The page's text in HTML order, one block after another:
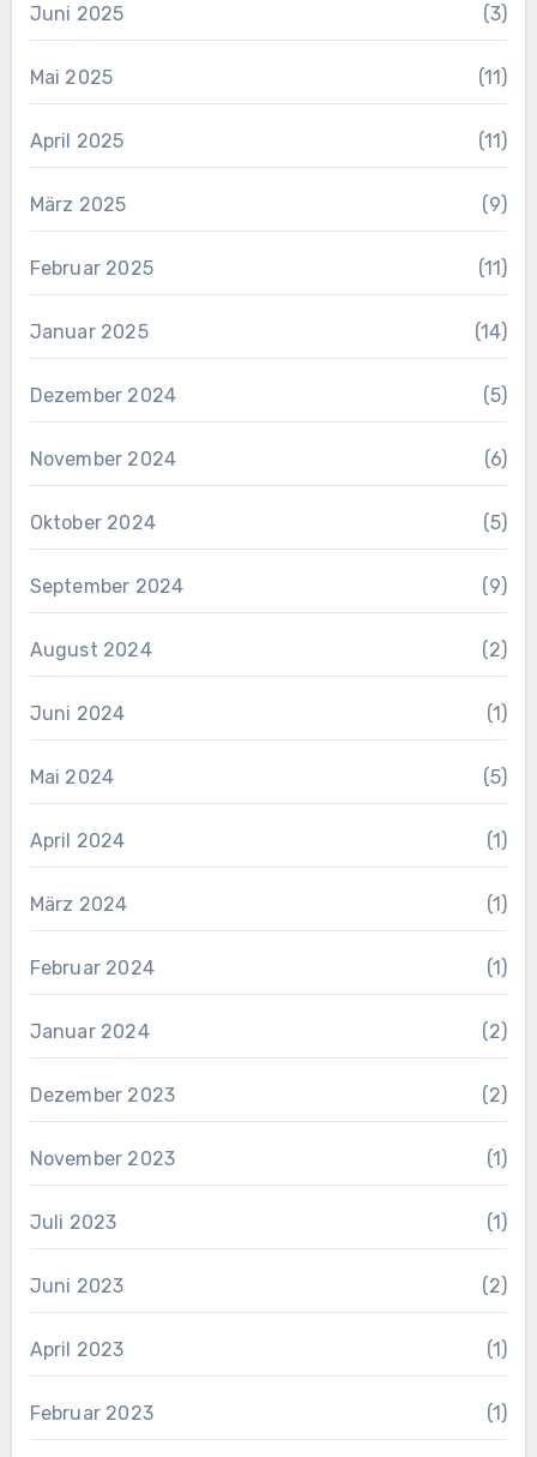
Juni 2025 (3)
Mai 2025 (11)
April 2025 (11)
März 2025 (9)
Februar 2025 (11)
Januar 2025 (14)
Dezember 2024 (5)
November 2024 (6)
Oktober 2024 (5)
September 2024 (9)
August 2024 (2)
Juni 2024 (1)
Mai 2024 (5)
April 2024 (1)
März 2024 (1)
Februar 2024 (1)
Januar 2024 (2)
Dezember 2023 (2)
November 2023 (1)
Juli 2023 (1)
Juni 2023 (2)
April 2023 (1)
Februar 2023 (1)